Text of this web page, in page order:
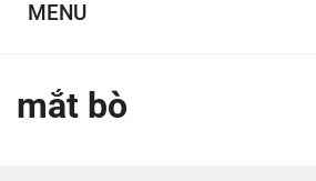
MENU
mắt bò